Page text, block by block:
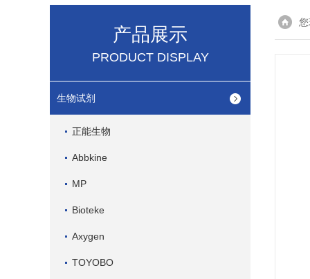
产品展示
PRODUCT DISPLAY
生物试剂
正能生物
Abbkine
MP
Bioteke
Axygen
TOYOBO